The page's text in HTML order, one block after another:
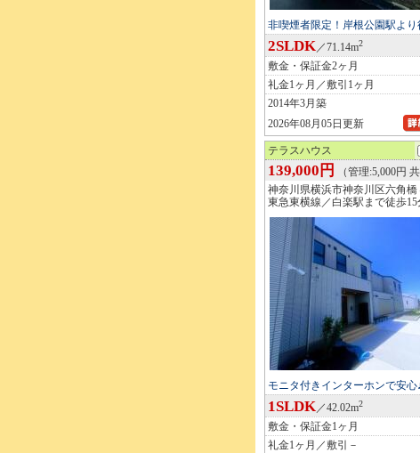
非喫煙者限定！岸根公園駅よ
2SLDK／71.14m2
敷金・保証金2ヶ月
礼金1ヶ月／敷引1ヶ月
2014年3月築
2026年08月05日更新
テラスハウス
139,000円
（管理:5,000円 共
神奈川県横浜市神奈川区六角橋
東急東横線／白楽駅まで徒歩15
モニタ付きインターホンで安
1SLDK／42.02m2
敷金・保証金1ヶ月
礼金1ヶ月／敷引－